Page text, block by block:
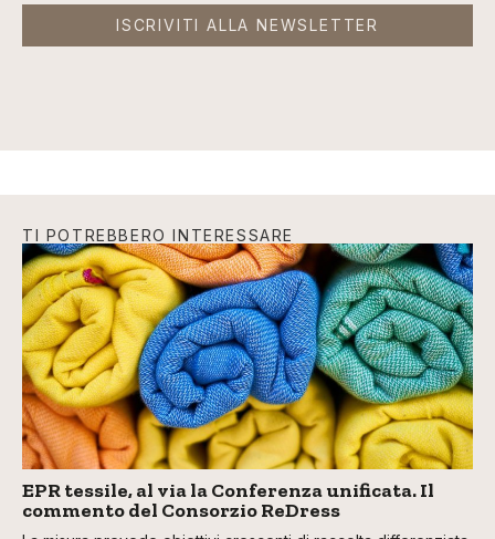
ISCRIVITI ALLA NEWSLETTER
TI POTREBBERO INTERESSARE
EPR tessile, al via la Conferenza unificata. Il
commento del Consorzio ReDress